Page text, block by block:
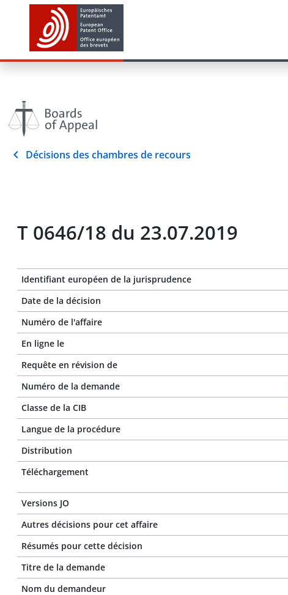
Décisions des chambres de recours
T 0646/18 du 23.07.2019
Identifiant européen de la jurisprudence
Date de la décision
Numéro de l'affaire
En ligne le
Requête en révision de
Numéro de la demande
Classe de la CIB
Langue de la procédure
Distribution
Téléchargement
Versions JO
Autres décisions pour cet affaire
Résumés pour cette décision
Titre de la demande
Nom du demandeur